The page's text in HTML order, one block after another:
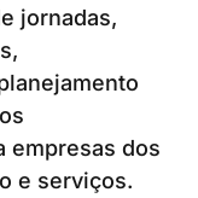
jornadas,
empresas dos
e serviços.